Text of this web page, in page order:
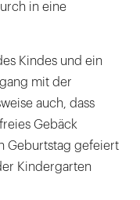
in eine
Kindes und ein
mit der
auch, dass
Gebäck
Geburtstag gefeiert
Kindergarten